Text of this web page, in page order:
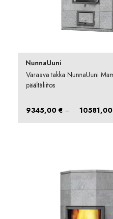
NunnaUuni
Varaava takka NunnaUuni
päältäliitos
9345,00 € – 10581,00